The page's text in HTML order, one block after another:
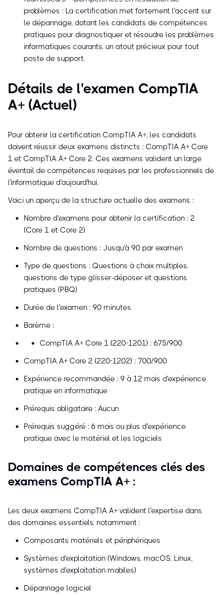
problèmes : La certification met fortement l'accent sur
le dépannage, dotant les candidats de compétences
pratiques pour diagnostiquer et résoudre les problèmes
informatiques courants, un atout précieux pour tout
poste de support.
Détails de l'examen CompTIA
A+ (Actuel)
Pour obtenir la certification CompTIA A+, les candidats
doivent réussir deux examens distincts : CompTIA A+ Core
1 et CompTIA A+ Core 2. Ces examens valident un large
éventail de compétences requises par les professionnels de
l'informatique d'aujourd'hui.
Voici un aperçu de la structure actuelle des examens :
Nombre d'examens pour obtenir la certification : 2
(Core 1 et Core 2)
Nombre de questions : Jusqu'à 90 par examen
Type de questions : Questions à choix multiples,
questions de type glisser-déposer et questions
pratiques (PBQ)
Durée de l'examen : 90 minutes
Barème :
CompTIA A+ Core 1 (220-1201) : 675/900
CompTIA A+ Core 2 (220-1202) : 700/900
Expérience recommandée : 9 à 12 mois d'expérience
pratique en informatique
Prérequis obligatoire : Aucun
Prérequis suggéré : 6 mois ou plus d'expérience
pratique avec le matériel et les logiciels
Domaines de compétences clés des
examens CompTIA A+ :
Les deux examens CompTIA A+ valident l'expertise dans
des domaines essentiels, notamment :
Composants matériels et périphériques
Systèmes d'exploitation (Windows, macOS, Linux,
systèmes d'exploitation mobiles)
Dépannage logiciel